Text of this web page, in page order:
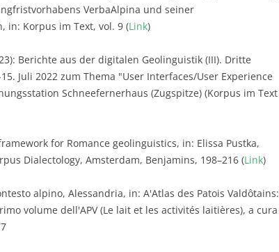
VerbaAlpina und seiner
in: Korpus im Text, vol. 9 (Link)
Berichte aus der digitalen Geolinguistik (III). Dritte
Juli 2022 zum Thema "User Interfaces/User Experience
Schneefernerhaus (Zugspitze) (Korpus im Text
for Romance geolinguistics, in: Elissa Pustka,
Dialectology, Amsterdam, Benjamins, 198–216 (Link)
alpino, Alessandria, in: A'Atlas des Patois Valdôtains:
volume dell'APV (Le lait et les activités laitières), a cura